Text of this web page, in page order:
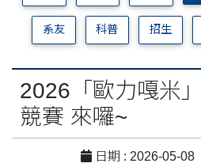
系友 科普 招生
2026「歐力嘎米
競賽 來囉~
日期 : 2026-05-08